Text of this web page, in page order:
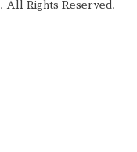
. All Rights Reserved.